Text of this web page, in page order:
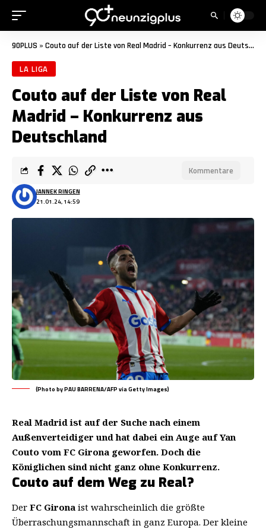
90PLUS » Couto auf der Liste von Real Madrid – Konkurrenz aus Deutschland
LA LIGA
Couto auf der Liste von Real
Madrid – Konkurrenz aus
Deutschland
21.01.24, 14:59
JANNEK RINGEN
Kommentare
(Photo by PAU BARRENA/AFP via Getty Images)
Real Madrid ist auf der Suche nach einem
Außenverteidiger und hat dabei ein Auge auf Yan
Couto vom FC Girona geworfen. Doch die
Königlichen sind nicht ganz ohne Konkurrenz.
Couto auf dem Weg zu Real?
Der FC Girona ist wahrscheinlich die größte
Überraschungsmannschaft in ganz Europa. Der kleine